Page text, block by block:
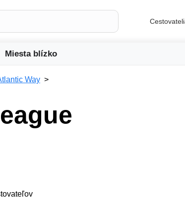
Miesta blízko
Way